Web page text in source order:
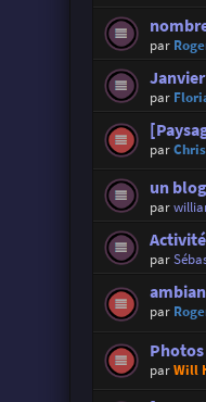
par
Janvier
par
par
un
par
par
par
Photos
parWill